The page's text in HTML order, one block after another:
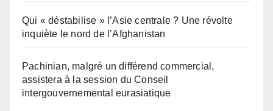
Qui « déstabilise » l’Asie centrale ? Une révolte
inquiète le nord de l’Afghanistan
Pachinian, malgré un différend commercial,
assistera à la session du Conseil
intergouvernemental eurasiatique